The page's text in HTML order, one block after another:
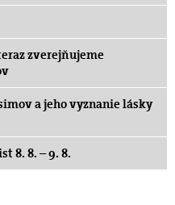
zverejňujeme
a jeho vyznanie lásky
8. 8. – 9. 8.